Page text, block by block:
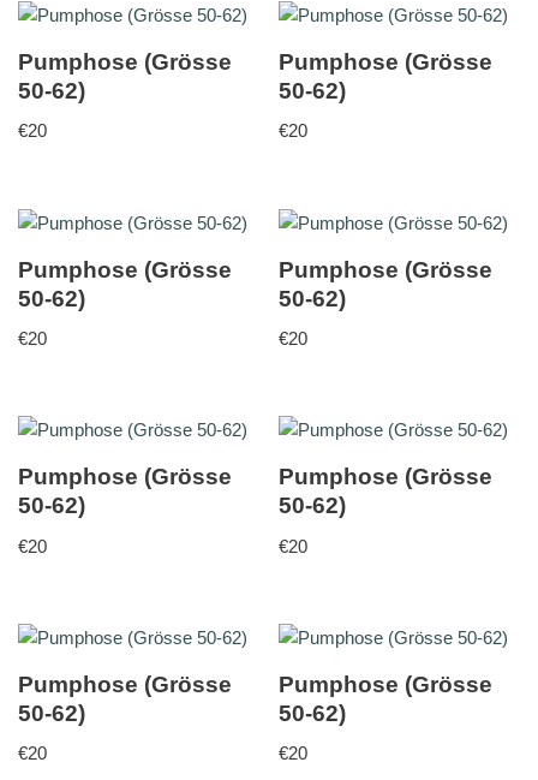
Pumphose (Grösse
50-62)
€20
Pumphose (Grösse
50-62)
€20
Pumphose (Grösse
50-62)
€20
Pumphose (Grösse
50-62)
€20
Pumphose (Grösse
50-62)
€20
Pumphose (Grösse
50-62)
€20
Pumphose (Grösse
50-62)
€20
Pumphose (Grösse
50-62)
€20